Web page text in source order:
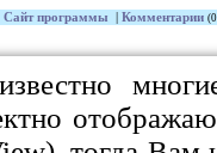
Сайт программы Комментарии